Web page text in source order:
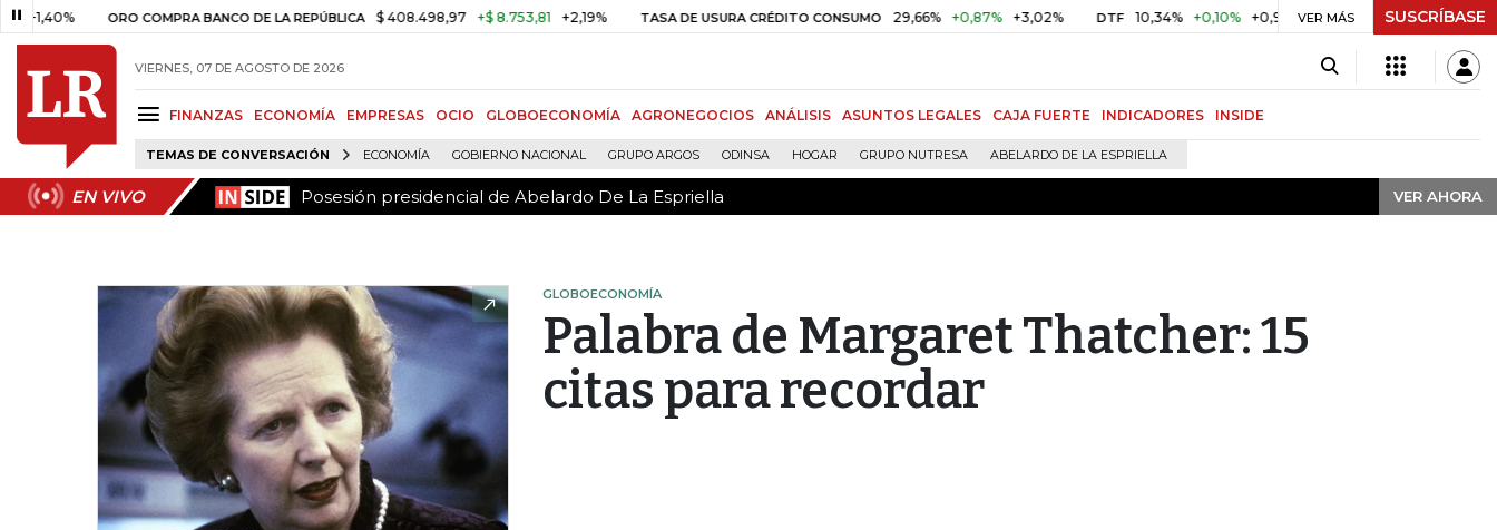
ORO COMPRA BANCO DE LA REPÚBLICA $ 408.498,97 +$ 8.753,81 +2,19% TASA DE USURA CRÉDITO CONSUMO 29,66% +0,87% +3,02% DTF 10,34% +0,10% +0,98% UVR $ 416,91 +$ 0,05 +0,01%
VER MÁS SUSCRÍBASE
VIERNES, 07 DE AGOSTO DE 2026
FINANZAS ECONOMÍA EMPRESAS OCIO GLOBOECONOMÍA AGRONEGOCIOS ANÁLISIS ASUNTOS LEGALES CAJA FUERTE INDICADORES INSIDE
TEMAS DE CONVERSACIÓN ECONOMÍA GOBIERNO NACIONAL GRUPO ARGOS ODINSA HOGAR GRUPO NUTRESA ABELARDO DE LA ESPRIELLA
EN VIVO Posesión presidencial de Abelardo De La Espriella VER AHORA
EN VIVO Posesión presidencial de Abelardo De La Espriella VER AHORA
GLOBOECONOMÍA
Palabra de Margaret Thatcher: 15
citas para recordar